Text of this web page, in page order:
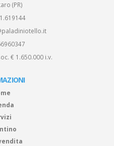
(PR)
€ 1.650.000 i.v.